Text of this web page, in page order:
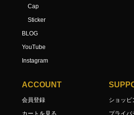
Cap
Sticker
BLOG
YouTube
Instagram
ACCOUNT
会員登録
カートを見る
ショッピ
プライバ